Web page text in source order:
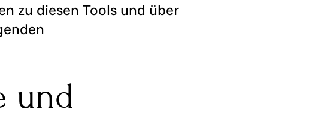
zu diesen Tools und über
und